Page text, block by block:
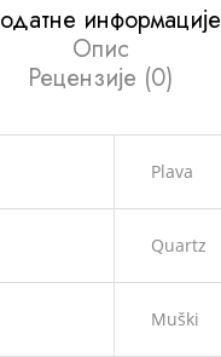
информације
Опис
Рецензије (0)
Plava
Quartz
Muški